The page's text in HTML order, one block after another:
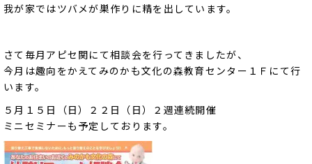
我が家ではツバメが巣作りに精を出しています。
さて毎月アピセ関にて相談会を行ってきましたが、
今月は趣向をかえてみのかも文化の森教育センター１Ｆにて行
います。
５月１５日（日）２２日（日）２週連続開催
ミニセミナーも予定しております。